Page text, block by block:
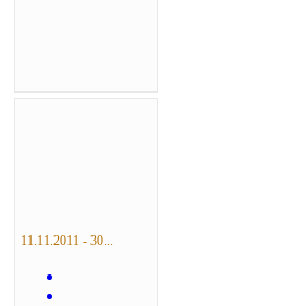
11.11.2011 - 30...